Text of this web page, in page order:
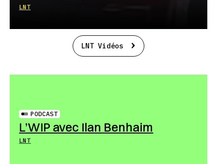
LNT
LNT Vidéos
PODCAST
L’WIP avec Ilan Benhaim
LNT